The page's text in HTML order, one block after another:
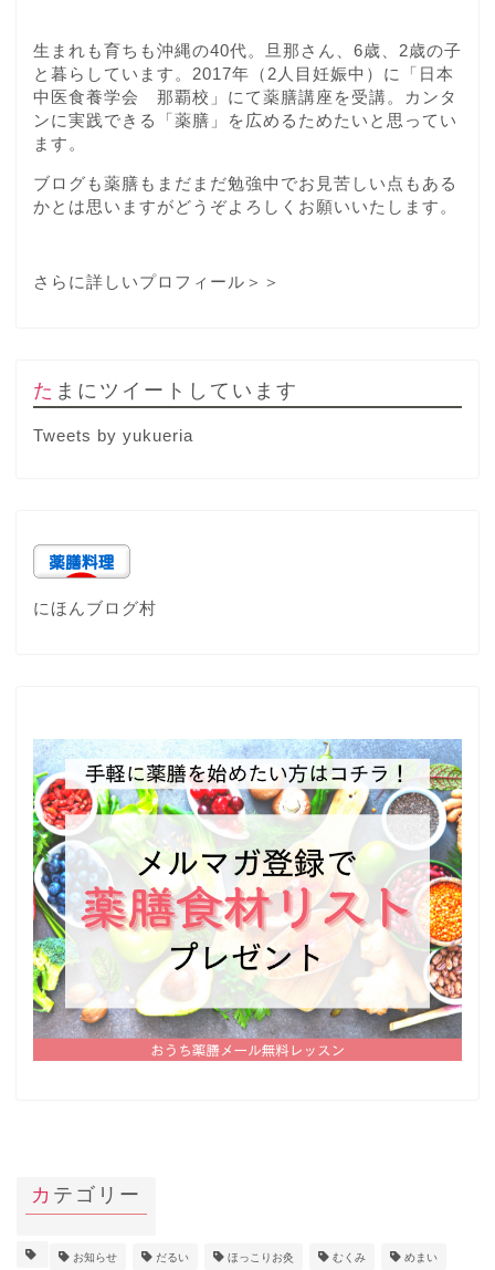
生まれも育ちも沖縄の40代。旦那さん、6歳、2歳の子
と暮らしています。2017年（2人目妊娠中）に「日本
中医食養学会 那覇校」にて薬膳講座を受講。カンタ
ンに実践できる「薬膳」を広めるためたいと思ってい
ます。
ブログも薬膳もまだまだ勉強中でお見苦しい点もある
かとは思いますがどうぞよろしくお願いいたします。
さらに詳しいプロフィール＞＞
たまにツイートしています
Tweets by yukueria
にほんブログ村
カテゴリー
お知らせ だるい ほっこりお灸 むくみ めまい